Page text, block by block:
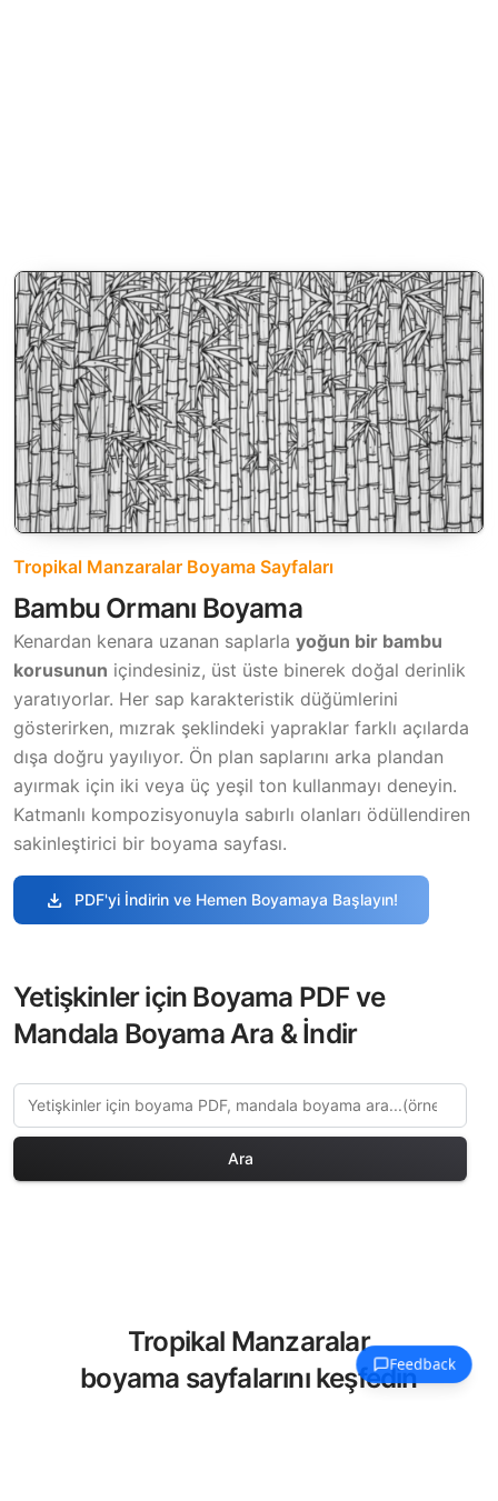
Tropikal Manzaralar Boyama Sayfaları
Bambu Ormanı Boyama
Kenardan kenara uzanan saplarla yoğun bir bambu
korusunun içindesiniz, üst üste binerek doğal derinlik
yaratıyorlar. Her sap karakteristik düğümlerini
gösterirken, mızrak şeklindeki yapraklar farklı açılarda
dışa doğru yayılıyor. Ön plan saplarını arka plandan
ayırmak için iki veya üç yeşil ton kullanmayı deneyin.
Katmanlı kompozisyonuyla sabırlı olanları ödüllendiren
sakinleştirici bir boyama sayfası.
download PDF'yi İndirin ve Hemen Boyamaya Başlayın!
Yetişkinler için Boyama PDF ve
Mandala Boyama Ara & İndir
Ara
Tropikal Manzaralar
boyama sayfalarını keşfedin